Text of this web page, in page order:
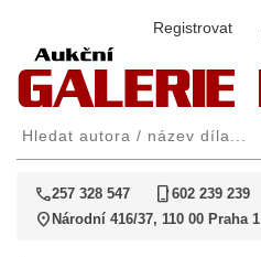
Registrovat
call257 328 547 phone_iphone602 239 239
location_on Národní 416/37, 110 00 Praha 1